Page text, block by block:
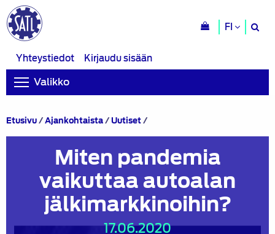
FI
Yhteystiedot
Kirjaudu sisään
Valikko
Etusivu/Ajankohtaista/Uutiset/Miten
autoalan
jälkimarkkinoihin?
Miten pandemia
vaikuttaa autoalan
jälkimarkkinoihin?
17.06.2020